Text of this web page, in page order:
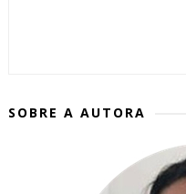
SOBRE A AUTORA